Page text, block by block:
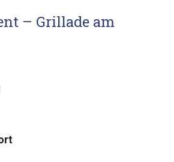
– Grillade am